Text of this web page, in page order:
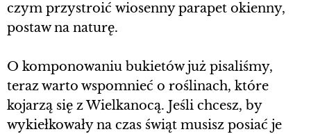
czym przystroić wiosenny parapet okienny,
postaw na naturę.
O komponowaniu bukietów już pisaliśmy,
teraz warto wspomnieć o roślinach, które
kojarzą się z Wielkanocą. Jeśli chcesz, by
wykiełkowały na czas świąt musisz posiać je